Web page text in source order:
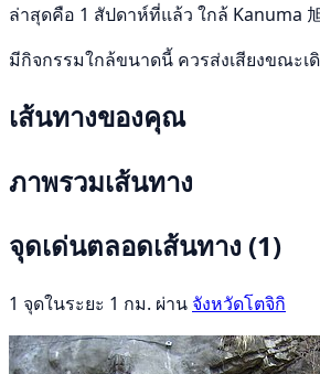
ล่าสุดคือ 1 สัปดาห์ที่แล้ว ใกล้ Kanuma
มีกิจกรรมใกล้ขนาดนี้ ควรส่งเสียงขณะเ
เส้นทางของคุณ
ภาพรวมเส้นทาง
จุดเด่นตลอดเส้นทาง (1)
1 จุดในระยะ 1 กม. ผ่าน จังหวัดโตจิกิ